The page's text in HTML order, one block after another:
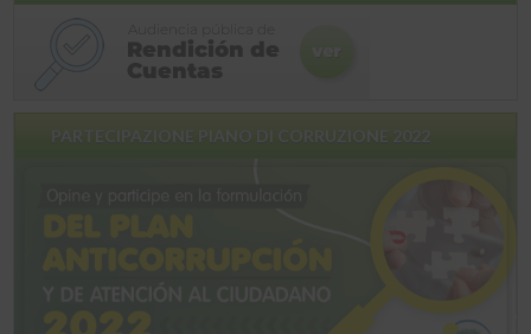
PARTECIPAZIONE PIANO DI CORRUZIONE 2022